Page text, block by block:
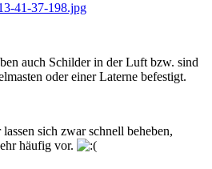
41-37-198.jpg
auch Schilder in der Luft bzw. sind
oder einer Laterne befestigt.
sich zwar schnell beheben,
häufig vor.